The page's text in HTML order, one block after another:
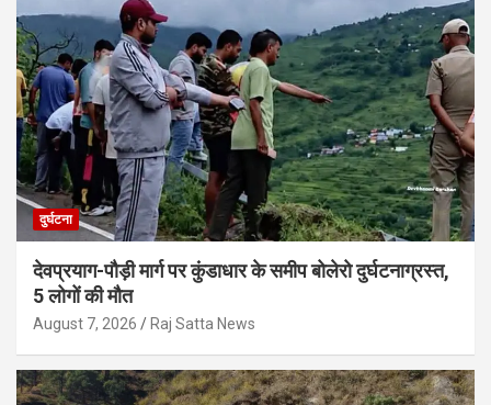
दुर्घटना
देवप्रयाग-पौड़ी मार्ग पर कुंडाधार के समीप बोलेरो दुर्घटनाग्रस्त,
5 लोगों की मौत
August 7, 2026 Raj Satta News